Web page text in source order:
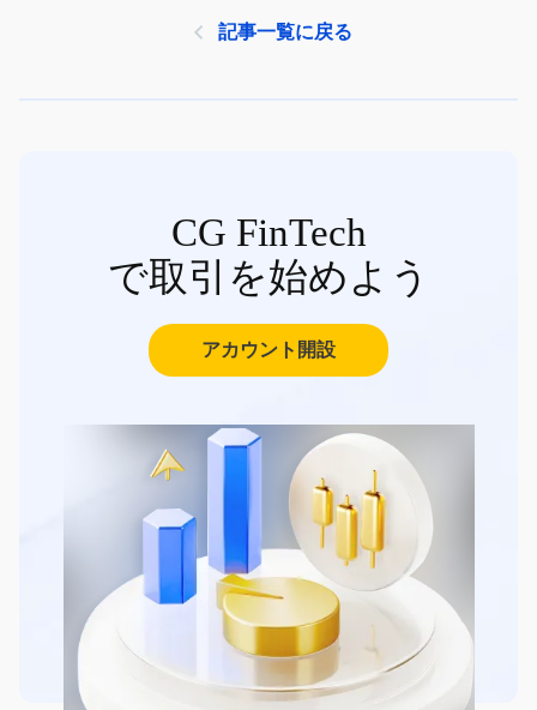
記事一覧に戻る
CG FinTech
で取引を始めよう
アカウント開設